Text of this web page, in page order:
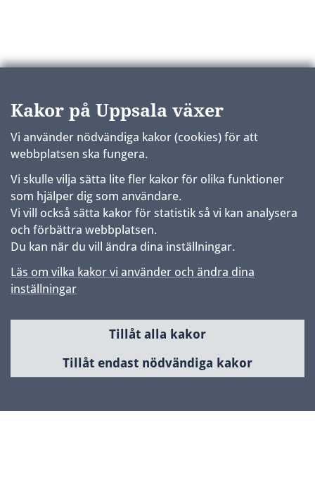
Kakor på Uppsala växer
Vi använder nödvändiga kakor (cookies) för att
webbplatsen ska fungera.
Vi skulle vilja sätta lite fler kakor för olika funktioner
som hjälper dig som användare.
Vi vill också sätta kakor för statistik så vi kan analysera
och förbättra webbplatsen.
Du kan när du vill ändra dina inställningar.
Läs om vilka kakor vi använder och ändra dina
inställningar
Tillåt alla kakor
Tillåt endast nödvändiga kakor
Samhällsbyggnad & utveckling